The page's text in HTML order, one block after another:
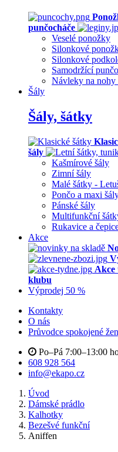
punčocháče
Veselé ponožky
Silonkové
Silonkové
Samodržící
Návleky na nohy
Šály
Šály, šátky
šály
Kašmírové šály
Zimní šály
Malé šátky -
Pončo a maxi
Pánské šály
Multifunkční
Rukavice a
Akce
Akce
klubu
Výprodej 50 %
Kontakty
O nás
Průvodce spokojené
Po–Pá 7:00–13:00
608 928 564
info@ekapo.cz
Úvod
Dámské prádlo
Kalhotky
Bezešvé funkční
Aniffen